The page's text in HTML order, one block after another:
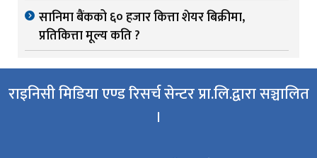
सानिमा बैंकको ६० हजार कित्ता शेयर बिक्रीमा,
प्रतिकित्ता मूल्य कति ?
राइनिसी मिडिया एण्ड रिसर्च सेन्टर प्रा.लि.द्वारा सञ्चालित
।